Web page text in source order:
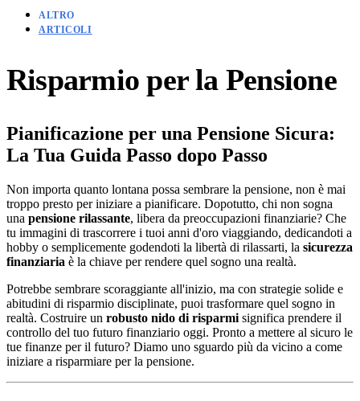
ALTRO
ARTICOLI
Risparmio per la Pensione
Pianificazione per una Pensione Sicura:
La Tua Guida Passo dopo Passo
Non importa quanto lontana possa sembrare la pensione, non è mai
troppo presto per iniziare a pianificare. Dopotutto, chi non sogna
una pensione rilassante, libera da preoccupazioni finanziarie? Che
tu immagini di trascorrere i tuoi anni d'oro viaggiando, dedicandoti a
hobby o semplicemente godendoti la libertà di rilassarti, la sicurezza
finanziaria è la chiave per rendere quel sogno una realtà.
Potrebbe sembrare scoraggiante all'inizio, ma con strategie solide e
abitudini di risparmio disciplinate, puoi trasformare quel sogno in
realtà. Costruire un robusto nido di risparmi significa prendere il
controllo del tuo futuro finanziario oggi. Pronto a mettere al sicuro le
tue finanze per il futuro? Diamo uno sguardo più da vicino a come
iniziare a risparmiare per la pensione.